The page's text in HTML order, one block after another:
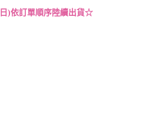
)依訂單順序陸續出貨☆